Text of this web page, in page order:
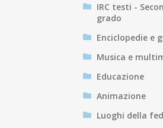
IRC testi -
grado
Enciclopedie e
Musica e
Educazione
Animazione
Luoghi della